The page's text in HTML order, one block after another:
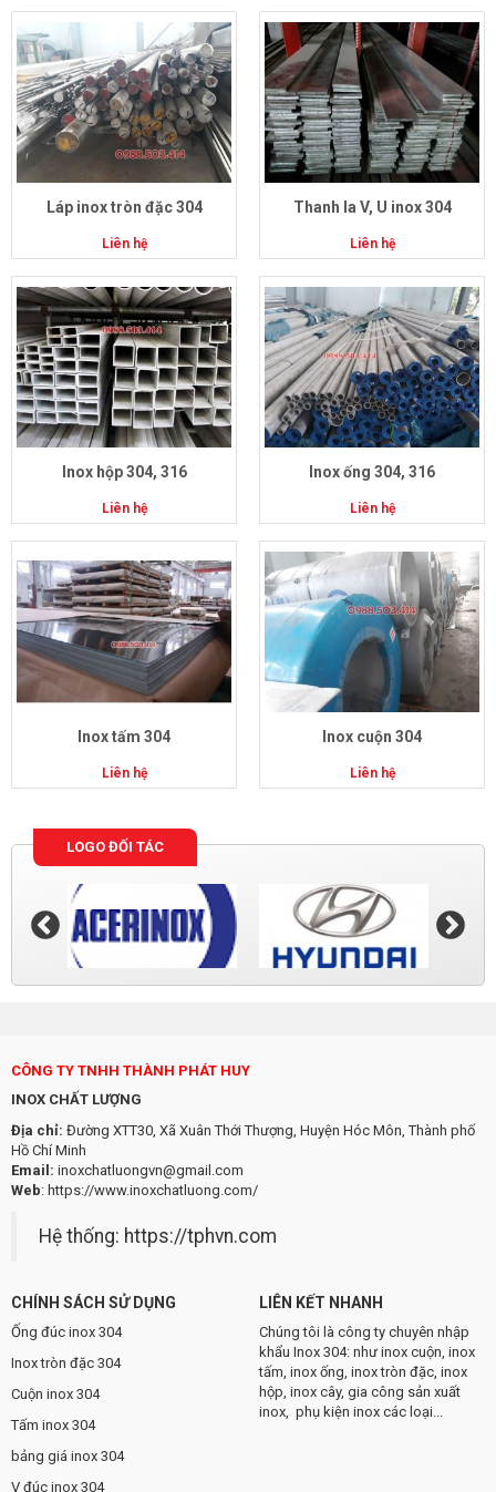
Láp inox tròn đặc 304
Liên hệ
Thanh la V, U inox 304
Liên hệ
Inox hộp 304, 316
Liên hệ
Inox ống 304, 316
Liên hệ
Inox tấm 304
Liên hệ
Inox cuộn 304
Liên hệ
LOGO ĐỐI TÁC
CÔNG TY TNHH THÀNH PHÁT HUY
INOX CHẤT LƯỢNG
Địa chỉ: Đường XTT30, Xã Xuân Thới Thượng, Huyện Hóc Môn, Thành phố
Hồ Chí Minh
Email: inoxchatluongvn@gmail.com
Web: https://www.inoxchatluong.com/
Hệ thống: https://tphvn.com
CHÍNH SÁCH SỬ DỤNG
Ống đúc inox 304
Inox tròn đặc 304
Cuộn inox 304
Tấm inox 304
bảng giá inox 304
V đúc inox 304
LIÊN KẾT NHANH
Chúng tôi là công ty chuyên nhập
khẩu Inox 304: như inox cuộn, inox
tấm, inox ống, inox tròn đặc, inox
hộp, inox cây, gia công sản xuất
inox, phụ kiện inox các loại...